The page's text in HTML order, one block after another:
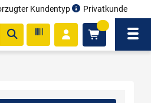
Kundentyp Privatkunde